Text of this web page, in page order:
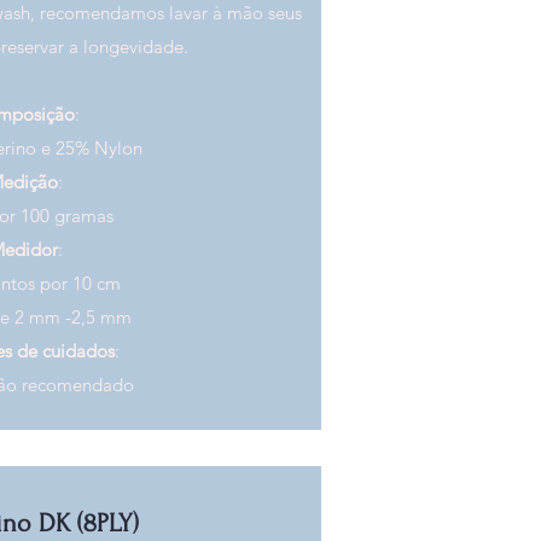
recomendamos lavar à mão seus
a longevidade.
:
e 25% Nylon
:
100 gramas
:
por 10 cm
2 mm -2,5 mm
de cuidados:
recomendado
DK (8PLY)